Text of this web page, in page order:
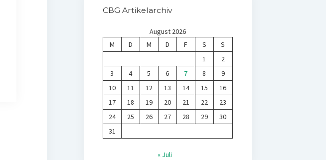
CBG Artikelarchiv
August 2026
M
D M D F S
S
1
2
3
4 5 6 7 8
9
10
11 12 13 14 15
16
17
18 19 20 21 22
23
24
25 26 27 28 29
30
31
« Juli